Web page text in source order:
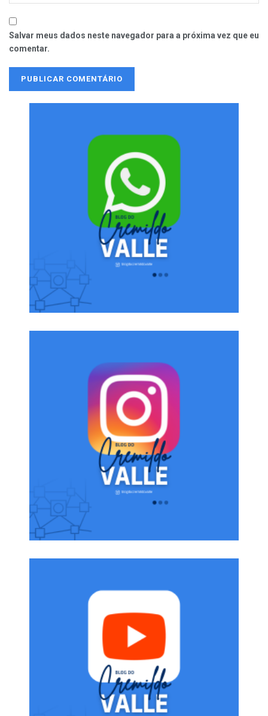
Salvar meus dados neste navegador para a próxima vez que eu
comentar.